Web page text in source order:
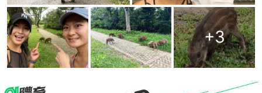
+3